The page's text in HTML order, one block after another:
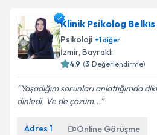
Klinik Psikolog Belkıs
Psikoloji +1diğer
İzmir, Bayraklı
4.9 (3 Değerlendirme)
Yaşadığım sorunları anlattığımda
dinledi. Ve de çözüm...
Adres 1 Online Görüşme